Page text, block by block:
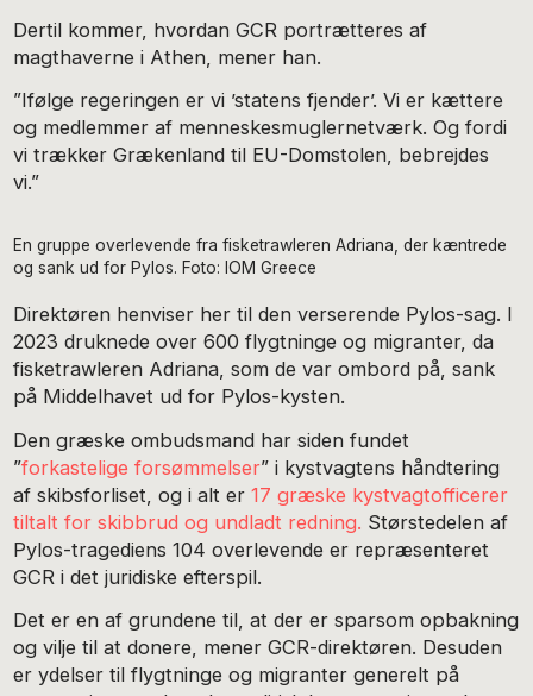
Dertil kommer, hvordan GCR portrætteres af
magthaverne i Athen, mener han.
”Ifølge regeringen er vi ’statens fjender’. Vi er kættere
og medlemmer af menneskesmuglernetværk. Og fordi
vi trækker Grækenland til EU-Domstolen, bebrejdes
vi.”
En gruppe overlevende fra fisketrawleren Adriana, der kæntrede
og sank ud for Pylos. Foto: IOM Greece
Direktøren henviser her til den verserende Pylos-sag. I
2023 druknede over 600 flygtninge og migranter, da
fisketrawleren Adriana, som de var ombord på, sank
på Middelhavet ud for Pylos-kysten.
Den græske ombudsmand har siden fundet
”forkastelige forsømmelser” i kystvagtens håndtering
af skibsforliset, og i alt er17 græske kystvagtofficerer
tiltalt for skibbrud og undladt redning. Størstedelen af
Pylos-tragediens 104 overlevende er repræsenteret
GCR i det juridiske efterspil.
Det er en af grundene til, at der er sparsom opbakning
og vilje til at donere, mener GCR-direktøren. Desuden
er ydelser til flygtninge og migranter generelt på